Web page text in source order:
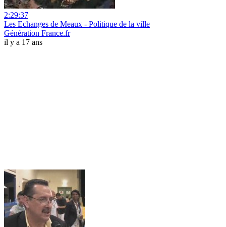
2:29:37
Les Echanges de Meaux - Politique de la ville
Génération France.fr
il y a 17 ans